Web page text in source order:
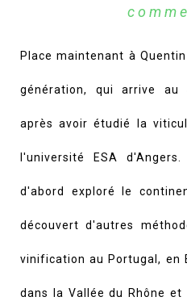
Place maintenant à
génération, qui arrive au
après avoir étudié la
l'université ESA
d'abord exploré le
découvert d'autres
vinification au Portugal, en
dans la Vallée du Rhône et